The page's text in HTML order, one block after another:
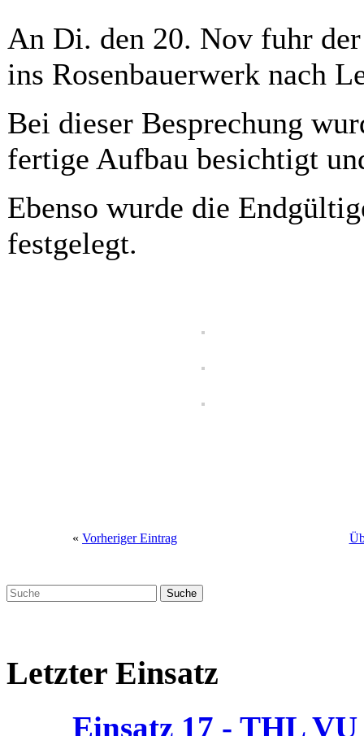
An Di. den 20. Nov fuhr der
ins Rosenbauerwerk nach
Bei dieser Besprechung
fertige Aufbau besichtigt
Ebenso wurde die
festgelegt.
« Vorheriger Eintrag
Letzter Einsatz
Einsatz 17 - THL